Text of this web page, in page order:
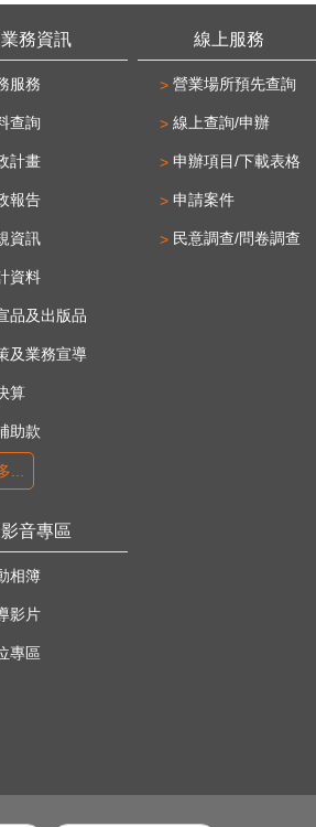
業務資訊
服務
查詢
計畫
報告
資訊
資料
品及出版品
及業務宣導
算
助款
...
線上服務
營業場所預先查詢
線上查詢/申辦
申辦項目/下載表格
申請案件
民意調查/問卷調查
影音專區
相簿
影片
專區